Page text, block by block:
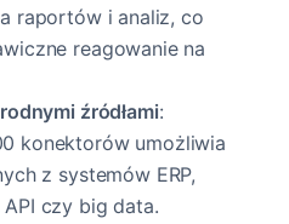
raportów i analiz, co
reagowanie na
źródłami:
konektorów umożliwia
z systemów ERP,
API czy big data.